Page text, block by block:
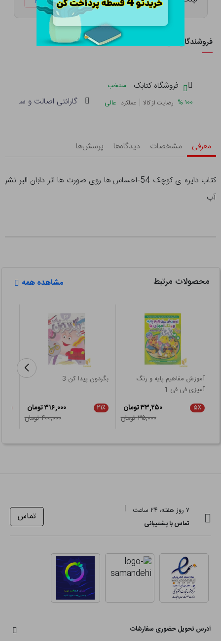
فروشندگان این کالا
فروشگاه کتابک
منتخب
۱۰۰ % رضایت از کالا | عملکرد عالی گارانتی اصالت و سلامت
معرفی مشخصات دیدگاه‌ها پرسش‌ها
کتاب دایره ی کوچک 54-احساس ها روی صورت ها اثر دابان البر نشر
آب
محصولات مرتبط مشاهده همه
آموزش مفاهیم پایه و رنگ
آمیزی فی فی 1
۵٪
۳۳,۲۵۰ تومان
۳۵,۰۰۰ تومان
بگردون پیدا کن 3
۲۱٪
۳۱۶,۰۰۰ تومان
۴۰۰,۰۰۰ تومان
۷ روز هفته، ۲۴ ساعت
تماس با پشتیبانی
تماس
آدرس تحویل حضوری سفارشات